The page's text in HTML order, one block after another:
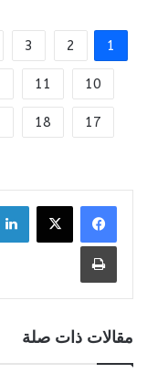
1
2
3
10
11
17
18
طباعة
مقالات ذات صلة